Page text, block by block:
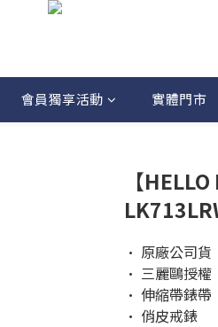
會員獨享活動 實體門市
【
• 原廠公司貨
• 三麗鷗授權
• 伸縮帶錶帶
• 俏皮戒錶